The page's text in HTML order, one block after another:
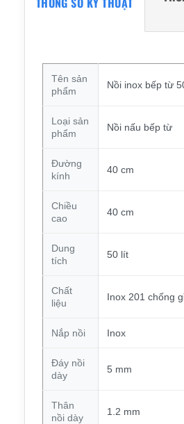
Tên sản
phẩm
Nồi inox bếp từ
Loại sản
phẩm
Nồi nấu bếp từ
Đường
kính
40 cm
Chiều
cao
40 cm
Dung
tích
50 lít
Chất
liệu
Inox 201 chống
Nắp nồi Inox
Đáy nồi
dày
5 mm
Thân
nồi dày
1.2 mm